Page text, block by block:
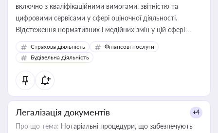
включно з кваліфікаційними вимогами, звітністю та
цифровими сервісами у сфері оціночної діяльності.
Відстеження нормативних і медійних змін у цій сфері
корисне для власника бізнесу, керівника, юриста або
бухгалтера під час оподаткування, приватизації, оренди
державного майна, корпоративних угод і перевірки
статусу суб'єктів оціночної діяльності
Страхова діяльність
Фінансові послуги
Будівельна діяльність
Легалізація документів +4
Про що тема: Нотаріальні процедури, що забезпечують